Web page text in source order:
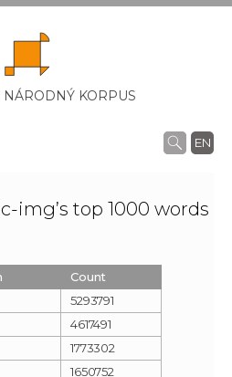
NÁRODNÝ KORPUS
EN
img’s top 1000 words
Count
5293791
4617491
1773302
1650752